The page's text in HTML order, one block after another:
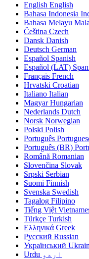
English English
Bahasa Indonesia
Bahasa Melayu
Čeština Czech
Dansk Danish
Deutsch German
Español Spanish
Español (LAT)
Français French
Hrvatski Croatian
Italiano Italian
Magyar Hungarian
Nederlands Dutch
Norsk Norwegian
Polski Polish
Português
Português (BR)
Română Romanian
Slovenčina Slovak
Srpski Serbian
Suomi Finnish
Svenska Swedish
Tagalog Filipino
Tiếng Việt
Türkçe Turkish
Ελληνικά Greek
Русский Russian
Український
اردو Urdu